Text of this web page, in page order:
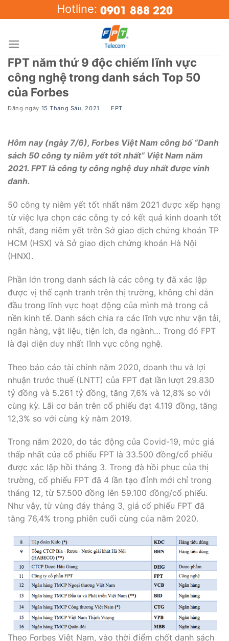
to
Hotline: 0901 888 220
FPT năm thứ 9 độc chiếm lĩnh vực
công nghệ trong danh sách Top 50
của Forbes
Đăng ngày 15 Tháng Sáu, 2021 FPT
Hôm nay (ngày 7/6), Forbes Việt Nam công bố “Danh
sách 50 công ty niêm yết tốt nhất” Việt Nam năm
2021. FPT là công ty công nghệ duy nhất được vinh
danh.
50 công ty niêm yết tốt nhất năm 2021 được xếp hạng
từ việc lựa chọn các công ty có kết quả kinh doanh tốt
nhất, đang niêm yết trên Sở giao dịch chứng khoán TP
HCM (HSX) và Sở giao dịch chứng khoán Hà Nội
(HNX).
Phần lớn trong danh sách là các công ty đã xác lập
được vị thế cạnh tranh trên thị trường, không chỉ dẫn
đầu trong lĩnh vực hoạt động của mình mà trong cả
nền kinh tế. Danh sách chia ra các lĩnh vực như vận tải,
ngân hàng, vật liệu, tiện ích, đa ngành… Trong đó FPT
là đại diện duy nhất lĩnh vực công nghệ.
Theo báo cáo tài chính năm 2020, doanh thu và lợi
nhuận trước thuế (LNTT) của FPT đạt lần lượt 29.830
tỷ đồng và 5.261 tỷ đồng, tăng 7,6% và 12,8% so với
cùng kỳ. Lãi cơ bản trên cổ phiếu đạt 4.119 đồng, tăng
12,3% so với cùng kỳ năm 2019.
Trong năm 2020, do tác động của Covid-19, mức giá
thấp nhất của cổ phiếu FPT là 33.500 đồng/cổ phiếu
được xác lập hồi tháng 3. Trong đà hồi phục của thị
trường, cổ phiếu FPT đã 4 lần tạo đỉnh mới chỉ trong
tháng 12, từ 57.500 đồng lên 59.100 đồng/cổ phiếu.
Như vậy, từ vùng đáy tháng 3, giá cổ phiếu FPT đã
tăng 76,4% trong phiên cuối cùng của năm 2020.
Theo Forbes Việt Nam, vào thời điểm chốt danh sách